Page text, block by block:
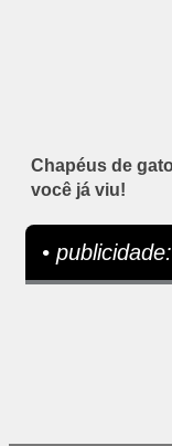
Chapéus de
você já viu!
• publicidade: